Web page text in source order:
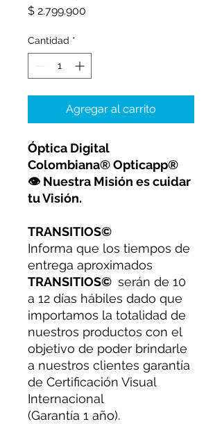
$ 2.799.900
Cantidad *
Agregar al carrito
Óptica Digital
Colombiana® Opticapp®
👁 Nuestra Misión es cuidar
tu Visión.
TRANSITIOS©
Informa que los tiempos de
entrega aproximados
TRANSITIOS© serán de 10
a 12 días hábiles dado que
importamos la totalidad de
nuestros productos con el
objetivo de poder brindarle
a nuestros clientes garantía
de Certificación Visual
Internacional
(Garantía 1 año).